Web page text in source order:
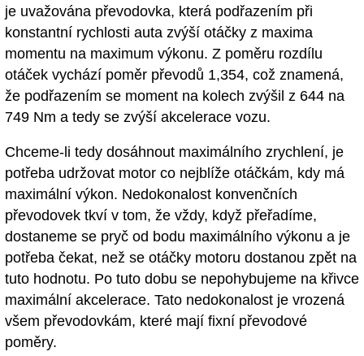
je uvažována převodovka, která podřazením při
konstantní rychlosti auta zvýší otáčky z maxima
momentu na maximum výkonu. Z poměru rozdílu
otáček vychází poměr převodů 1,354, což znamená,
že podřazením se moment na kolech zvýšil z 644 na
749 Nm a tedy se zvýší akcelerace vozu.
Chceme-li tedy dosáhnout maximálního zrychlení, je
potřeba udržovat motor co nejblíže otáčkám, kdy má
maximální výkon. Nedokonalost konvenčních
převodovek tkví v tom, že vždy, když přeřadíme,
dostaneme se pryč od bodu maximálního výkonu a je
potřeba čekat, než se otáčky motoru dostanou zpět na
tuto hodnotu. Po tuto dobu se nepohybujeme na křivce
maximální akcelerace. Tato nedokonalost je vrozená
všem převodovkám, které mají fixní převodové
poměry.